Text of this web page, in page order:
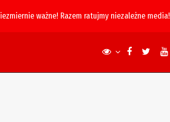
ważne! Razem ratujmy niezależne media!